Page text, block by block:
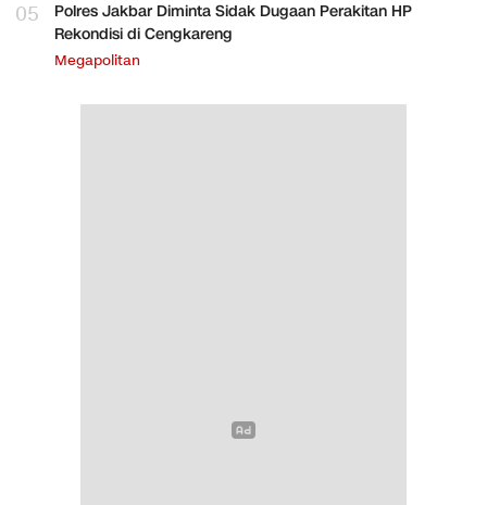
05
Polres Jakbar Diminta Sidak Dugaan Perakitan HP
Rekondisi di Cengkareng
Megapolitan